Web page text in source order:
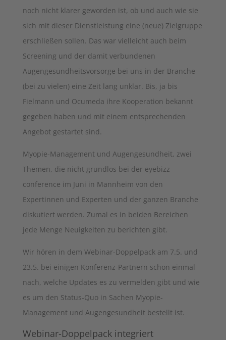
noch nicht klarer geworden ist, ob und auch wie sie
sich mit dieser Dienstleistung eine (neue) Zielgruppe
erschließen sollen. Das war vielleicht auch beim
Screening und der damit verbundenen
Augengesundheitsvorsorge bei uns in der Branche
(bei zu vielen) eine Zeit lang unklar. Bis, ja bis
Fielmann und Ocumeda ihre Kooperation bekannt
gegeben haben und mit einem entsprechenden
Angebot gestartet sind.
Myopie-Management und Augengesundheit, zwei
Themen, die nicht grundlos bei der eyebizz
conference im Juni in Mannheim von den
Expertinnen und Experten und der ganzen Branche
diskutiert werden. Zumal es in beiden Bereichen
jede Menge Neuigkeiten zu berichten gibt.
Wir hören in dem Webinar-Doppelpack am 7.5. und
23.5. bei einigen Konferenz-Partnern schon einmal
nach, welche Updates es zu vermelden gibt und wie
es um den Status-Quo in Sachen Myopie-
Management und Augengesundheit bestellt ist.
Webinar-Doppelpack integriert